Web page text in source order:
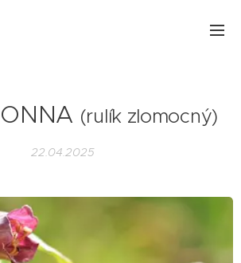
(rulík zlomocný)
22.04.2025